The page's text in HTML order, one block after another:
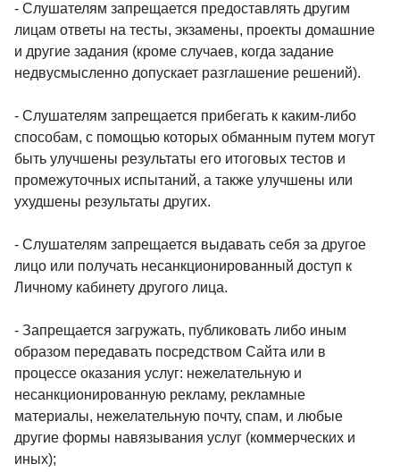
- Слушателям запрещается предоставлять другим
лицам ответы на тесты, экзамены, проекты домашние
и другие задания (кроме случаев, когда задание
недвусмысленно допускает разглашение решений).
- Слушателям запрещается прибегать к каким-либо
способам, с помощью которых обманным путем могут
быть улучшены результаты его итоговых тестов и
промежуточных испытаний, а также улучшены или
ухудшены результаты других.
- Слушателям запрещается выдавать себя за другое
лицо или получать несанкционированный доступ к
Личному кабинету другого лица.
- Запрещается загружать, публиковать либо иным
образом передавать посредством Сайта или в
процессе оказания услуг: нежелательную и
несанкционированную рекламу, рекламные
материалы, нежелательную почту, спам, и любые
другие формы навязывания услуг (коммерческих и
иных);